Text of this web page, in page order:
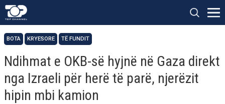
BOTA KRYESORE TË FUNDIT
Ndihmat e OKB-së hyjnë në Gaza direkt
nga Izraeli për herë të parë, njerëzit
hipin mbi kamion